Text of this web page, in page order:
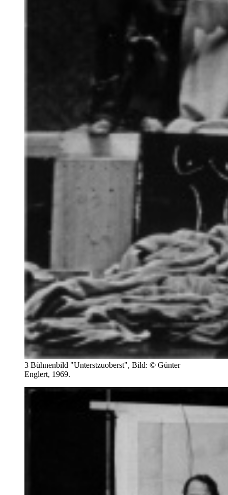
3 Bühnenbild "Unterstzuoberst", Bild: © Günter
Englert, 1969.